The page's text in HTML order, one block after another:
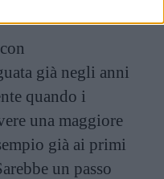
già negli anni
quando i
una maggiore
già ai primi
un passo